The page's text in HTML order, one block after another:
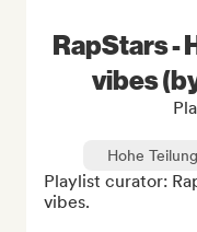
RapStars -
vibes
Hohe
Playlist curator:
vibes.